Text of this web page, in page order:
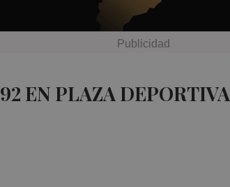
EN PLAZA DEPORTIVA